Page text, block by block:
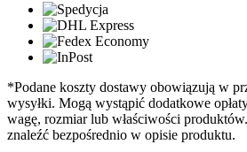
*Podane koszty dostawy obowiązują w
wysyłki. Mogą wystąpić dodatkowe
wagę, rozmiar lub właściwości
znaleźć bezpośrednio w opisie produktu.